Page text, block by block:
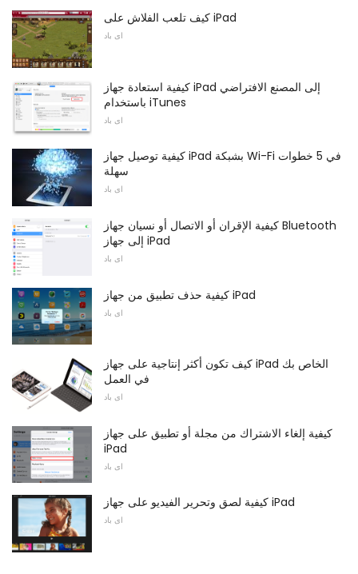
كيف تلعب الفلاش على iPad
اى باد
كيفية استعادة جهاز iPad إلى المصنع الافتراضي
باستخدام iTunes
اى باد
كيفية توصيل جهاز iPad بشبكة Wi-Fi في 5 خطوات
سهلة
اى باد
كيفية الإقران أو الاتصال أو نسيان جهاز Bluetooth
إلى جهاز iPad
اى باد
كيفية حذف تطبيق من جهاز iPad
اى باد
كيف تكون أكثر إنتاجية على جهاز iPad الخاص بك
في العمل
اى باد
كيفية إلغاء الاشتراك من مجلة أو تطبيق على جهاز
iPad
اى باد
كيفية لصق وتحرير الفيديو على جهاز iPad
اى باد